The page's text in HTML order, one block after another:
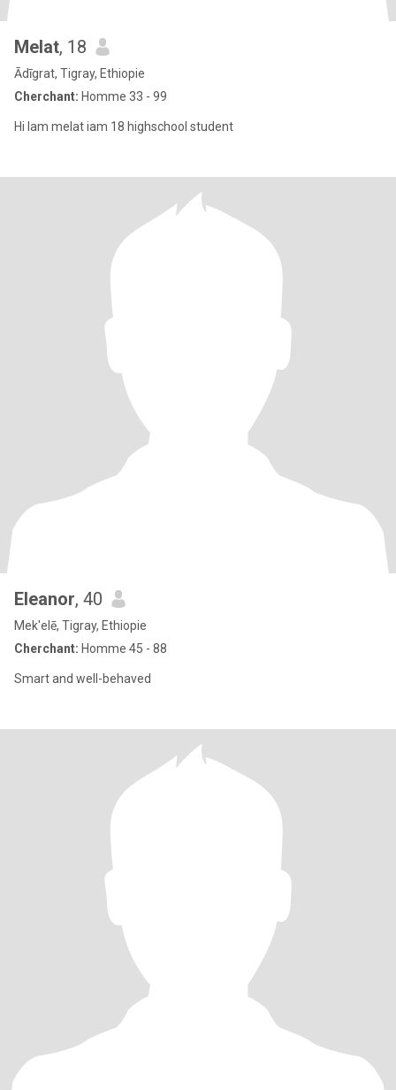
Melat, 18
Ādīgrat, Tigray, Ethiopie
Cherchant: Homme 33 - 99
Hi lam melat iam 18 highschool student
Eleanor, 40
Mek'elē, Tigray, Ethiopie
Cherchant: Homme 45 - 88
Smart and well-behaved